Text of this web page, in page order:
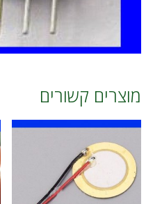
מוצרים קשורים